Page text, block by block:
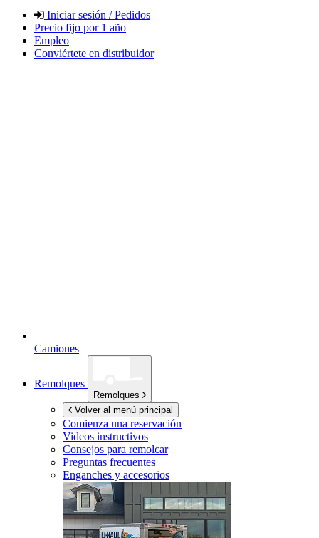
Iniciar sesión / Pedidos
Precio fijo por 1 año
Empleo
Conviértete en distribuidor
Camiones
Remolques
Remolques
Volver al menú principal
Comienza una reservación
Videos instructivos
Consejos para remolcar
Preguntas frecuentes
Enganches y accesorios